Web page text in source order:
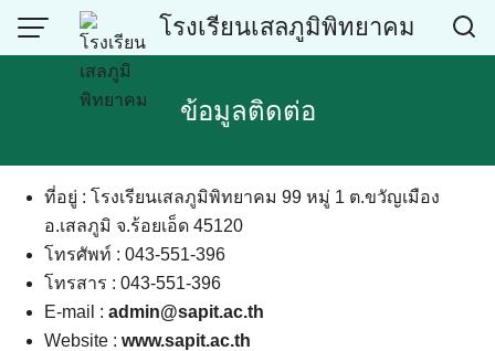
Skip
โรงเรียนเสลภูมิพิทยาคม
ข้อมูลติดต่อ
ที่อยู่ : โรงเรียนเสลภูมิพิทยาคม 99 หมู่ 1 ต.ขวัญเมือง
อ.เสลภูมิ จ.ร้อยเอ็ด 45120
โทรศัพท์ : 043-551-396
โทรสาร : 043-551-396
E-mail : admin@sapit.ac.th
Website : www.sapit.ac.th